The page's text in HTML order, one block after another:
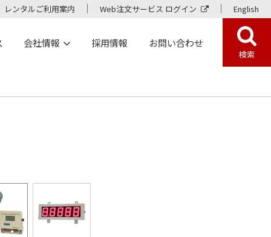
レンタルご利用案内 Web注文サービス ログイン English
会社情報 採用情報 お問い合わせ
検索